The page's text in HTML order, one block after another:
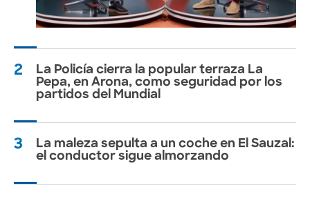
2
La Policía cierra la popular terraza La
Pepa, en Arona, como seguridad por los
partidos del Mundial
3
La maleza sepulta a un coche en El Sauzal:
el conductor sigue almorzando